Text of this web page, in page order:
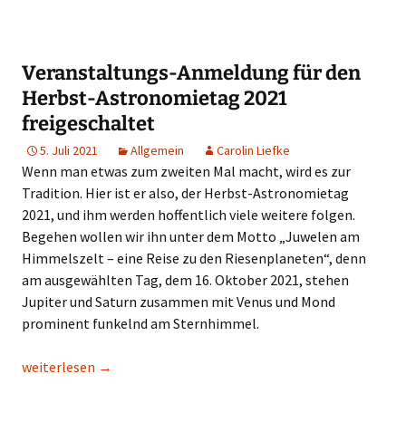
Veranstaltungs-Anmeldung für den
Herbst-Astronomietag 2021
freigeschaltet
5. Juli 2021 Allgemein Carolin Liefke
Wenn man etwas zum zweiten Mal macht, wird es zur
Tradition. Hier ist er also, der Herbst-Astronomietag
2021, und ihm werden hoffentlich viele weitere folgen.
Begehen wollen wir ihn unter dem Motto „Juwelen am
Himmelszelt – eine Reise zu den Riesenplaneten“, denn
am ausgewählten Tag, dem 16. Oktober 2021, stehen
Jupiter und Saturn zusammen mit Venus und Mond
prominent funkelnd am Sternhimmel.
Veranstaltungs-Anmeldung für den Herbst-Astronomietag
weiterlesen →